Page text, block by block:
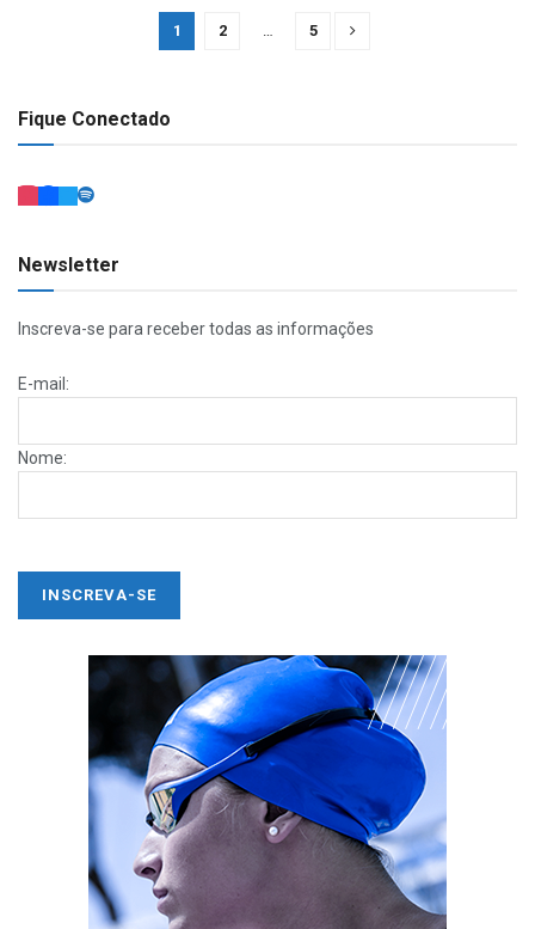
1 2 5
Fique Conectado
Newsletter
Inscreva-se para receber todas as informações
E-mail:
Nome: